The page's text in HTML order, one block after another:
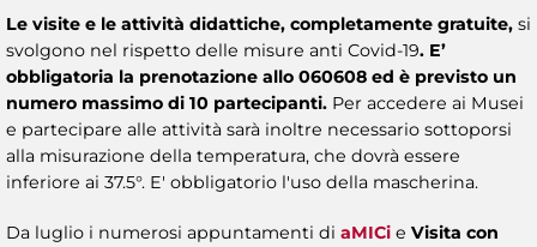
Le visite e le attività didattiche, completamente gratuite, si
svolgono nel rispetto delle misure anti Covid-19. E’
obbligatoria la prenotazione allo 060608 ed è previsto un
numero massimo di 10 partecipanti. Per accedere ai Musei
e partecipare alle attività sarà inoltre necessario sottoporsi
alla misurazione della temperatura, che dovrà essere
inferiore ai 37.5°. E' obbligatorio l'uso della mascherina.
Da luglio i numerosi appuntamenti di aMICi e Visita con